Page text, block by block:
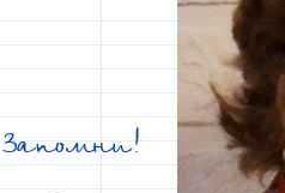
Запомни!